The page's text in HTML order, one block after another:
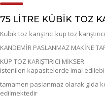
75 LİTRE KÜBİK TOZ
Kübik toz karıştrıcı küp toz
KANDEMİR PASLANMAZ MAKİNE
KÜP TOZ KARIŞTIRICI MİKSER
istenilen kapasitelerde imal
tamamen paslanmaz olarak gıda
edilmektedir